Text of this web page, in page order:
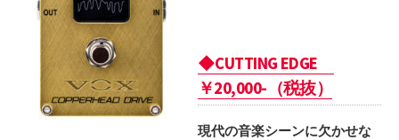
◆CUTTING EDGE
￥20,000-（税抜）
現代の音楽シーンに欠かせな